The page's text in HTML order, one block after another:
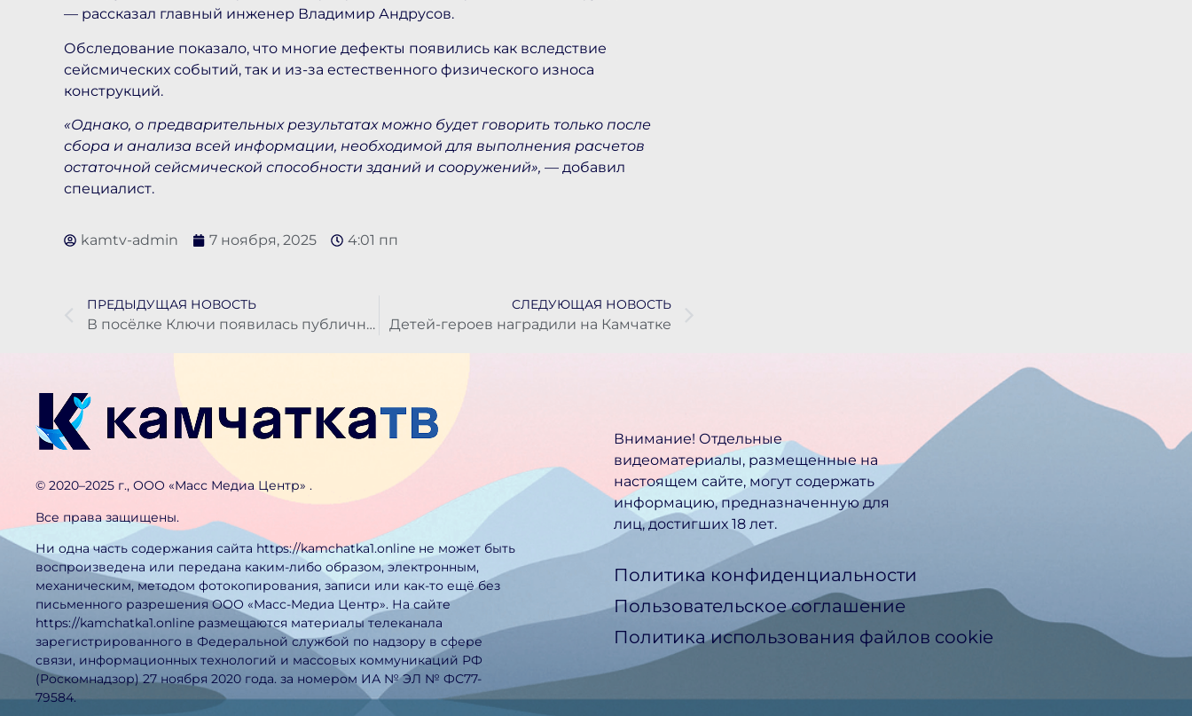
— рассказал главный инженер Владимир Андрусов.
Обследование показало, что многие дефекты появились как вследствие
сейсмических событий, так и из-за естественного физического износа
конструкций.
«Однако, о предварительных результатах можно будет говорить только после
сбора и анализа всей информации, необходимой для выполнения расчетов
остаточной сейсмической способности зданий и сооружений», — добавил
специалист.
kamtv-admin 7 ноября, 2025 4:01 пп
ПРЕДЫДУЩАЯ НОВОСТЬ
В посёлке Ключи появилась публичная Wi-Fi-сеть
СЛЕДУЮЩАЯ НОВОСТЬ
Детей-героев наградили на Камчатке
©️ 2020–2025 г., ООО «Масс Медиа Центр» .
Все права защищены.
Ни одна часть содержания сайта https://kamchatka1.online не может быть
воспроизведена или передана каким-либо образом, электронным,
механическим, методом фотокопирования, записи или как-то ещё без
письменного разрешения ООО «Масс-Медиа Центр». На сайте
https://kamchatka1.online размещаются материалы телеканала
зарегистрированного в Федеральной службой по надзору в сфере
связи, информационных технологий и массовых коммуникаций РФ
(Роскомнадзор) 27 ноября 2020 года. за номером ИА № ЭЛ № ФС77-
79584.
Внимание! Отдельные
видеоматериалы, размещенные на
настоящем сайте, могут содержать
информацию, предназначен­ную для
лиц, достигших 18 лет.
Политика конфиденциальности
Пользовательское соглашение
Политика использования файлов cookie